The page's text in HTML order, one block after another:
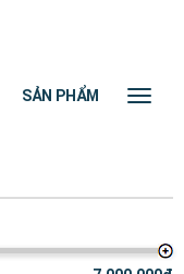
SẢN PHẨM TIN TỨC